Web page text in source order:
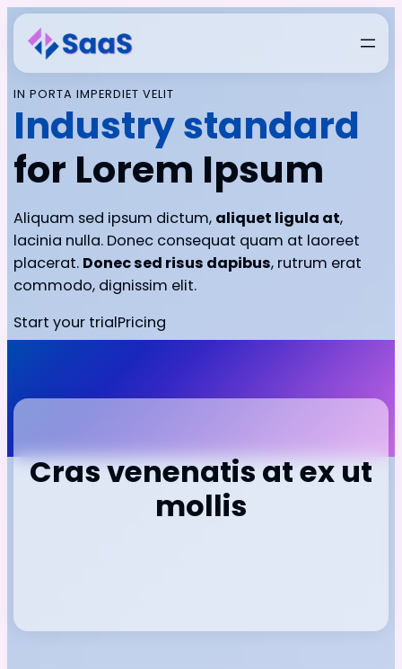
IN PORTA IMPERDIET VELIT
Industry standard
for Lorem Ipsum
Aliquam sed ipsum dictum, aliquet ligula at,
lacinia nulla. Donec consequat quam at laoreet
placerat. Donec sed risus dapibus, rutrum erat
commodo, dignissim elit.
Start your trialPricing
Cras venenatis at ex ut
mollis